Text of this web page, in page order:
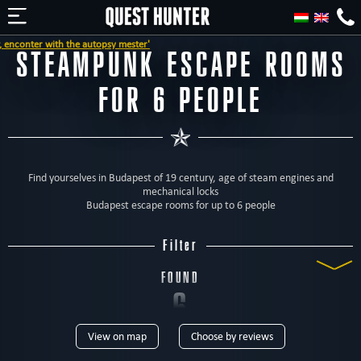
mester'
STEAMPUNK ESCAPE ROOMS
FOR 6 PEOPLE
Find yourselves in Budapest of 19 century, age of steam engines and
mechanical locks
Budapest escape rooms for up to 6 people
Filter
FOUND
6
ROOMS
View on map Choose by reviews